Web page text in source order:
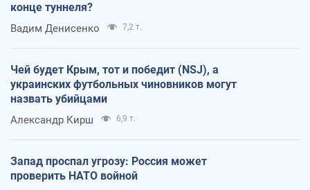
конце туннеля?
Вадим Денисенко 7,2 т.
Чей будет Крым, тот и победит (NSJ), а
украинских футбольных чиновников могут
назвать убийцами
Александр Кирш 6,9 т.
Запад проспал угрозу: Россия может
проверить НАТО войной